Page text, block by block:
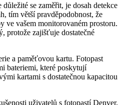
se zaměřit, je dosah detekce
tím větší pravděpodobnost, že
ve vašem monitorovaném prostoru.
protože zajišťuje dostatečné
a paměťovou kartu. Fotopast
bateriemi, které poskytují
kartami s dostatečnou kapacitou
uživatelů s fotopastí Denver.